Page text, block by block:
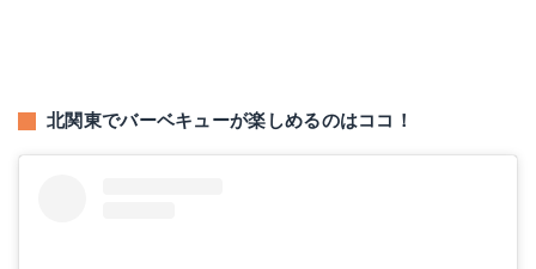
北関東でバーベキューが楽しめるのはココ！